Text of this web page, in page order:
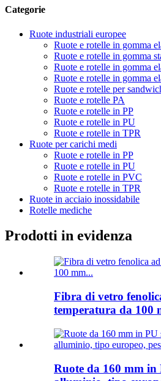
Categorie
Ruote industriali europee
Ruote e rotelle in gomma
Ruote e rotelle in gomma
Ruote e rotelle in gomma
Ruote e rotelle in gomma
Ruote e rotelle per
Ruote e rotelle PA
Ruote e rotelle in PP
Ruote e rotelle in PU
Ruote e rotelle in TPR
Ruote per carichi medi
Ruote e rotelle in PP
Ruote e rotelle in PU
Ruote e rotelle in PVC
Ruote e rotelle in TPR
Ruote in acciaio inossidabile
Rotelle mediche
Prodotti in evidenza
Fibra di vetro
temperatura da 100
Ruote da 160 mm in